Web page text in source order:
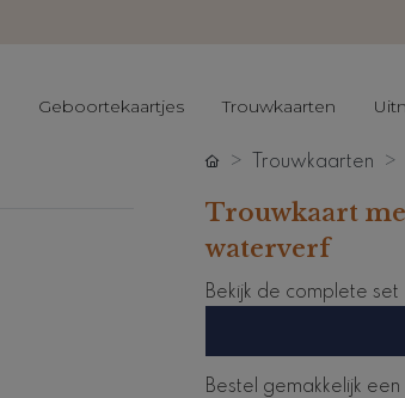
Geboortekaartjes Trouwkaarten
Trouwkaarten
Trouwkaart
waterverf
Bekijk de complete set
Bestel gemakkelijk